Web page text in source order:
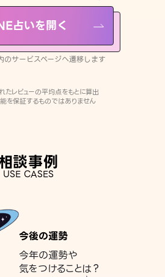
占いを開く
サービスページへ遷移します
レビューの平均点をもとに算出
を保証するものではありません
談事例
USE CASES
今後の運勢
今年の運勢や
気をつけることは？